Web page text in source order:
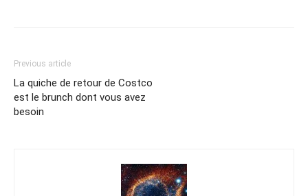
Previous article
La quiche de retour de Costco
est le brunch dont vous avez
besoin